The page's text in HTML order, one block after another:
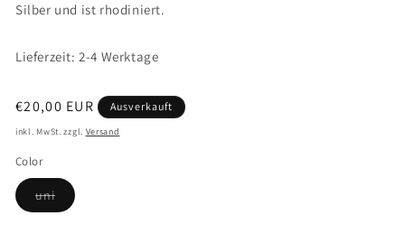
Silber und ist rhodiniert.
Lieferzeit: 2-4 Werktage
Normaler
Preis
€20,00 EUR Ausverkauft
inkl. MwSt. zzgl. Versand
Color
uniVariante
ausverkauft